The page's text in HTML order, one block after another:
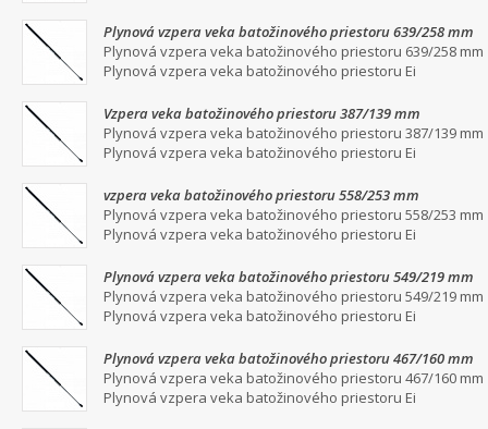
Plynová vzpera veka batožinového priestoru 639/258 mm
Plynová vzpera veka batožinového priestoru 639/258 mm
Plynová vzpera veka batožinového priestoru Ei
Vzpera veka batožinového priestoru 387/139 mm
Plynová vzpera veka batožinového priestoru 387/139 mm
Plynová vzpera veka batožinového priestoru Ei
vzpera veka batožinového priestoru 558/253 mm
Plynová vzpera veka batožinového priestoru 558/253 mm
Plynová vzpera veka batožinového priestoru Ei
Plynová vzpera veka batožinového priestoru 549/219 mm
Plynová vzpera veka batožinového priestoru 549/219 mm
Plynová vzpera veka batožinového priestoru Ei
Plynová vzpera veka batožinového priestoru 467/160 mm
Plynová vzpera veka batožinového priestoru 467/160 mm
Plynová vzpera veka batožinového priestoru Ei